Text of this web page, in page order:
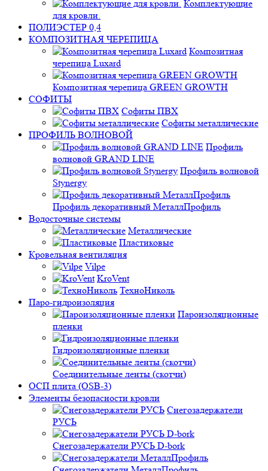
Комплектующие
для кровли.
ПОЛИЭСТЕР 0,4
КОМПОЗИТНАЯ ЧЕРЕПИЦА
Композитная
черепица Luxard
Композитная черепица GREEN GROWTH
СОФИТЫ
Софиты ПВХ
Софиты металлические
ПРОФИЛЬ ВОЛНОВОЙ
Профиль
волновой GRAND LINE
Профиль волновой
Stynergy
Профиль декоративный МеталлПрофиль
Водосточные системы
Металлические
Пластиковые
Кровельная вентиляция
Vilpe
KroVent
ТехноНиколь
Паро-гидроизоляция
Пароизоляционные
пленки
Гидроизоляционные пленки
Соединительные ленты (скотчи)
ОСП плита (OSB-3)
Элементы безопасности кровли
Снегозадержатели
РУСЬ
Снегозадержатели РУСЬ D-bork